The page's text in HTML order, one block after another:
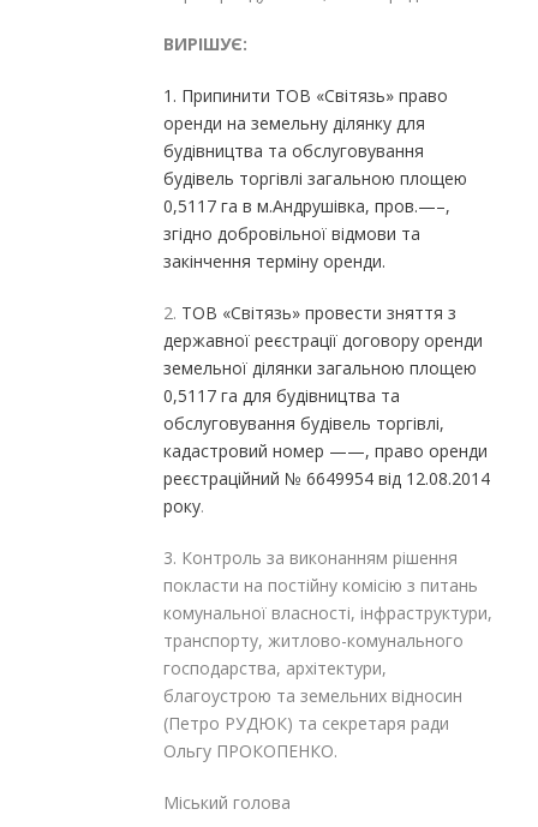
ВИРІШУЄ:
1. Припинити ТОВ «Світязь» право
оренди на земельну ділянку для
будівництва та обслуговування
будівель торгівлі загальною площею
0,5117 га в м.Андрушівка, пров.—–,
згідно добровільної відмови та
закінчення терміну оренди.
2. ТОВ «Світязь» провести зняття з
державної реєстрації договору оренди
земельної ділянки загальною площею
0,5117 га для будівництва та
обслуговування будівель торгівлі,
кадастровий номер ——, право оренди
реєстраційний № 6649954 від 12.08.2014
року.
3. Контроль за виконанням рішення
покласти на постійну комісію з питань
комунальної власності, інфраструктури,
транспорту, житлово-комунального
господарства, архітектури,
благоустрою та земельних відносин
(Петро РУДЮК) та секретаря ради
Ольгу ПРОКОПЕНКО.
Міський голова